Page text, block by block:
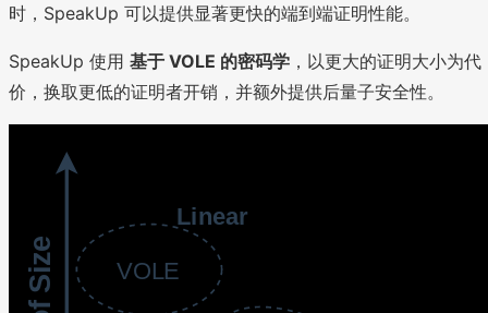
时，SpeakUp 可以提供显著更快的端到端证明性能。
SpeakUp 使用 基于 VOLE 的密码学 ，以更大的证明大小为代
价，换取更低的证明者开销，并额外提供后量子安全性。